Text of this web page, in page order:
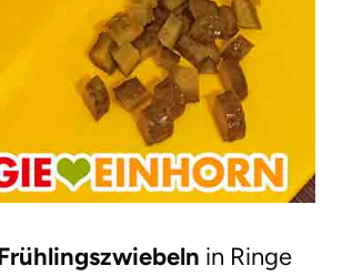
in Ringe